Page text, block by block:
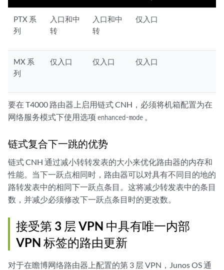
PTX 系
列
入口和中
转
入口和中
转
仅入口
MX 系
列
仅入口 仅入口 仅入口
要在 T4000 路由器上启用链式 CNH，必须将机箱配置为在
网络服务模式下使用选项 enhanced-mode 。
链式复合下一跳的优势
链式 CNH 通过减小转转发表的大小来优化路由器的内存和
性能。当下一跃点相同时，路由器可以对具有不同目的地的
路转发表中的相同下一跃点条目。这将减少转发表中的条目
数，并减少必须修改下一跃点条目时的更改数。
接受第 3 层 VPN 中具有唯一内部
VPN 标签的路由更新
对于在瞻博网络路由器上配置的第 3 层 VPN，Junos OS 通